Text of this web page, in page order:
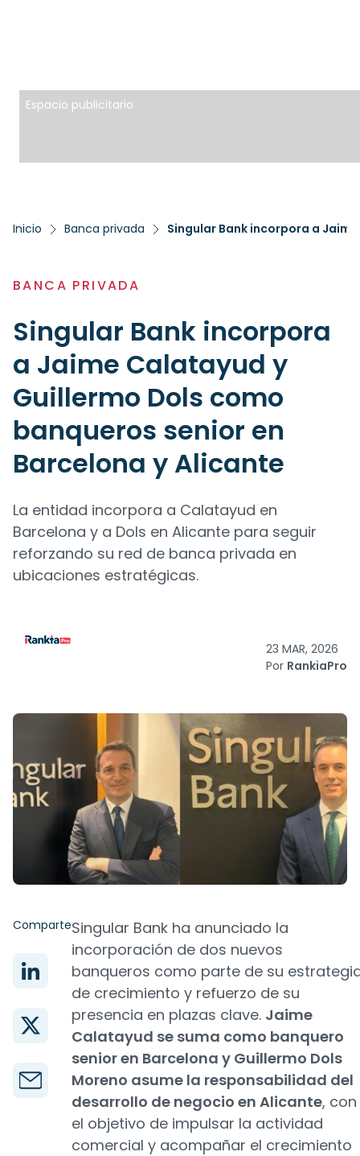
Espacio publicitario
Inicio Banca privada
BANCA PRIVADA
Singular Bank incorpora
a Jaime Calatayud y
Guillermo Dols como
banqueros senior en
Barcelona y Alicante
La entidad incorpora a Calatayud en
Barcelona y a Dols en Alicante para seguir
reforzando su red de banca privada en
ubicaciones estratégicas.
23 MAR, 2026
Por RankiaPro
ComparteSingular Bank ha anunciado la
incorporación de dos nuevos
banqueros como parte de su
de crecimiento y refuerzo de su
presencia en plazas clave. Jaime
Calatayud se suma como banquero
senior en Barcelona y Guillermo Dols
Moreno asume la responsabilidad del
desarrollo de negocio en Alicante, con
el objetivo de impulsar la actividad
comercial y acompañar el crecimiento